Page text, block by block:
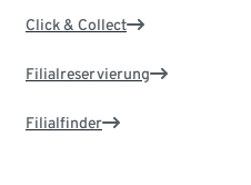
Click & Collect
Filialreservierung
Filialfinder